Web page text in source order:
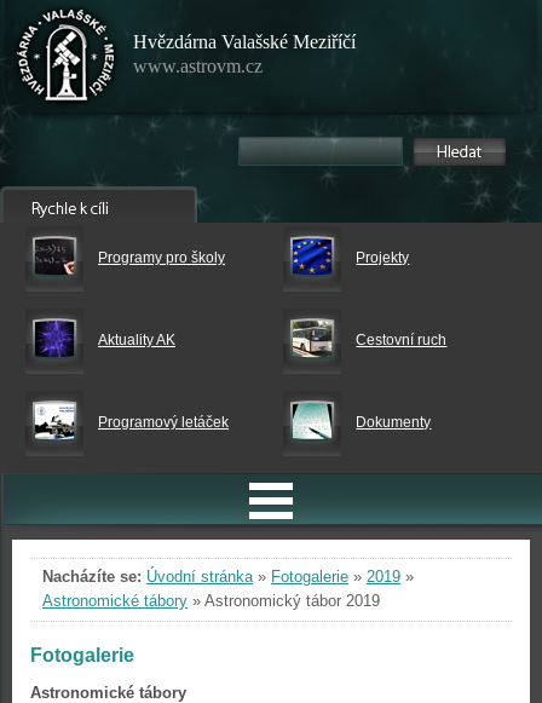
Hvězdárna Valašské Meziříčí
www.astrovm.cz
Programy pro školy Projekty
Aktuality AK Cestovní ruch
Programový letáček Dokumenty
Nacházíte se: Úvodní stránka» Fotogalerie » 2019 »
Astronomické tábory » Astronomický tábor 2019
Fotogalerie
Astronomické tábory